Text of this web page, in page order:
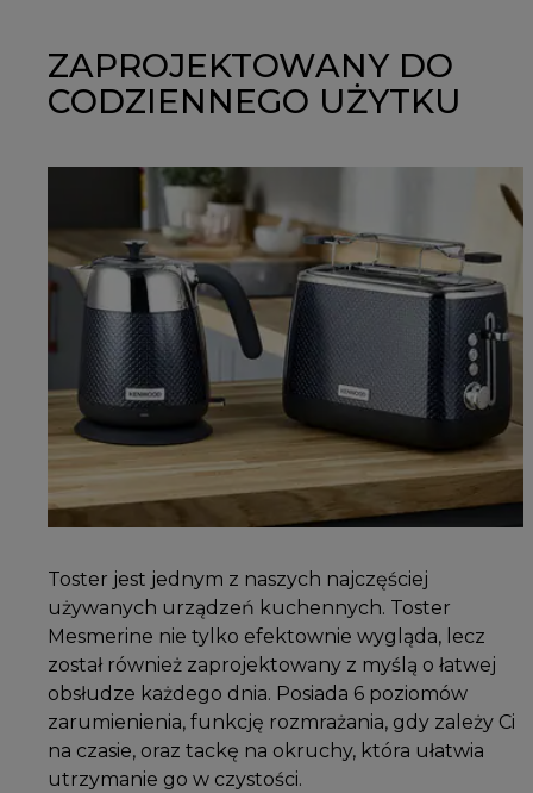
ZAPROJEKTOWANY DO
CODZIENNEGO UŻYTKU
Toster jest jednym z naszych najczęściej
używanych urządzeń kuchennych. Toster
Mesmerine nie tylko efektownie wygląda, lecz
został również zaprojektowany z myślą o łatwej
obsłudze każdego dnia. Posiada 6 poziomów
zarumienienia, funkcję rozmrażania, gdy zależy Ci
na czasie, oraz tackę na okruchy, która ułatwia
utrzymanie go w czystości.